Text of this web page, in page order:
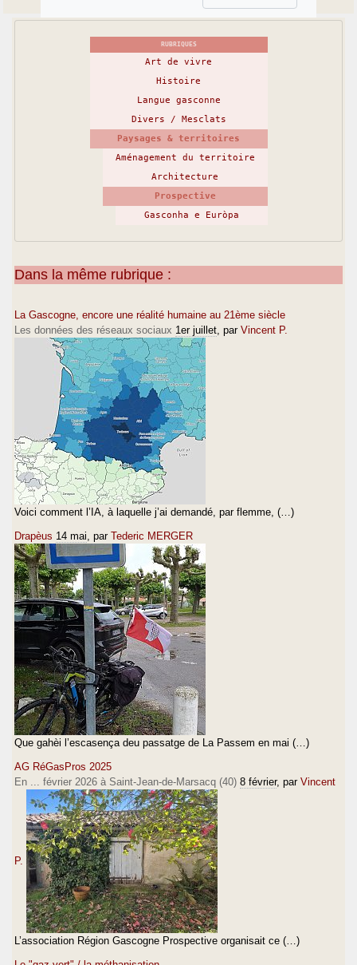
RUBRIQUES
Art de vivre
Histoire
Langue gasconne
Divers / Mesclats
Paysages & territoires
Aménagement du territoire
Architecture
Prospective
Gasconha e Euròpa
Dans la même rubrique :
La Gascogne, encore une réalité humaine au 21ème siècle
Les données des réseaux sociaux 1er juillet , par Vincent P.
Voici comment l’IA, à laquelle j’ai demandé, par flemme, (…)
Drapèus 14 mai , par Tederic MERGER
Que gahèi l’escasença deu passatge de La Passem en mai (…)
AG RéGasPros 2025
En ... février 2026 à Saint-Jean-de-Marsacq (40) 8 février, par Vincent
P.
L’association Région Gascogne Prospective organisait ce (…)